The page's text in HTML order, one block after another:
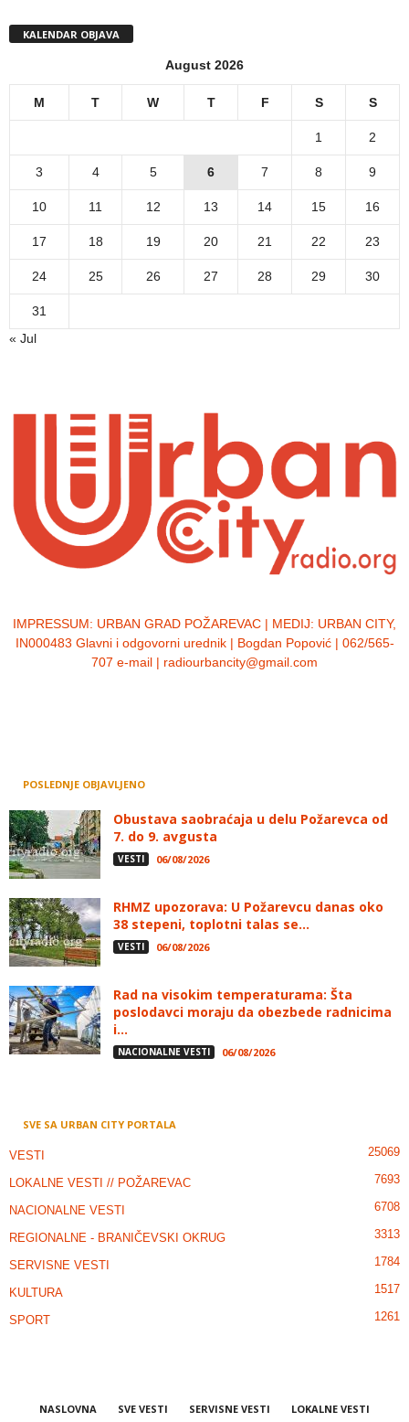
KALENDAR OBJAVA
August 2026
M T W T F S S
1 2
3 4 5 6 7 8 9
10 11 12 13 14 15 16
17 18 19 20 21 22 23
24 25 26 27 28 29 30
31
« Jul
IMPRESSUM: URBAN GRAD POŽAREVAC | MEDIJ: URBAN CITY,
IN000483 Glavni i odgovorni urednik | Bogdan Popović | 062/565-
707 e-mail | radiourbancity@gmail.com
POSLEDNJE OBJAVLJENO
Obustava saobraćaja u delu Požarevca od
7. do 9. avgusta
VESTI 06/08/2026
RHMZ upozorava: U Požarevcu danas oko
38 stepeni, toplotni talas se...
VESTI 06/08/2026
Rad na visokim temperaturama: Šta
poslodavci moraju da obezbede radnicima
i...
NACIONALNE VESTI 06/08/2026
SVE SA URBAN CITY PORTALA
VESTI 25069
LOKALNE VESTI // POŽAREVAC 7693
NACIONALNE VESTI 6708
REGIONALNE - BRANIČEVSKI OKRUG 3313
SERVISNE VESTI 1784
KULTURA 1517
SPORT 1261
NASLOVNA SVE VESTI SERVISNE VESTI LOKALNE VESTI